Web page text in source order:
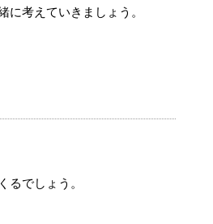
考えていきましょう。
るでしょう。